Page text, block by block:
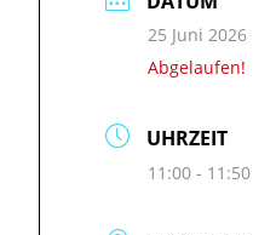
25 Juni 2026
Abgelaufen!
UHRZEIT
11:00 - 11:50